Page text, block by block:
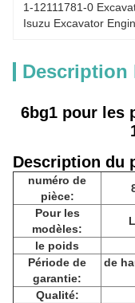
1-12111781-0
Isuzu Excavator
Description
6bg1 pour les
Description du
numéro de
pièce:
Pour les
modèles:
le poids
Période de
garantie:
de
Qualité: